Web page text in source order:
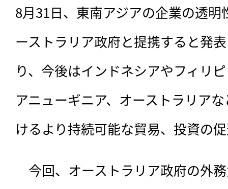
8月31日、東南アジアの企業の透
ーストラリア政府と提携すると発
り、今後はインドネシアやフィリ
アニューギニア、オーストラリア
けるより持続可能な貿易、投資の
今回、オーストラリア政府の外